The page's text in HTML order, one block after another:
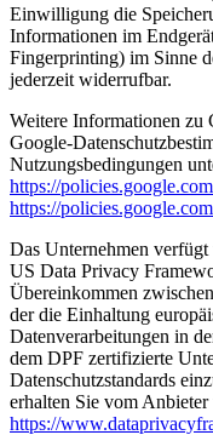
Einwilligung die
Informationen im
Fingerprinting) im Sinne
jederzeit widerrufbar.
Weitere Informationen zu
Google-
Nutzungsbedingungen
https://
https://
Das Unternehmen
US Data Privacy
Übereinkommen
der die Einhaltung
Datenverarbeitungen in
dem DPF zertifizierte
Datenschutzstandards
erhalten Sie vom
https://